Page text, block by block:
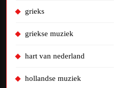
grieks
griekse muziek
hart van nederland
hollandse muziek